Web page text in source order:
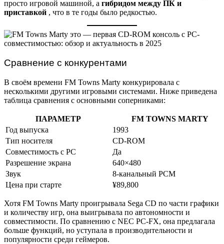
просто игровой машиной, а гибридом между ПК и
приставкой , что в те годы было редкостью.
Сравнение с конкурентами
В своём времени FM Towns Marty конкурировала с
несколькими другими игровыми системами. Ниже приведена
таблица сравнения с основными соперниками:
ПАРАМЕТР
FM TOWNS MARTY
Год выпуска
1993
Тип носителя
CD-ROM
Совместимость с PC
Да
Разрешение экрана
640×480
Звук
8-канальный PCM
Цена при старте
¥89,800
Хотя FM Towns Marty проигрывала Sega CD по части графики
и количеству игр, она выигрывала по автономности и
совместимости. По сравнению с NEC PC-FX, она предлагала
больше функций, но уступала в производительности и
популярности среди геймеров.